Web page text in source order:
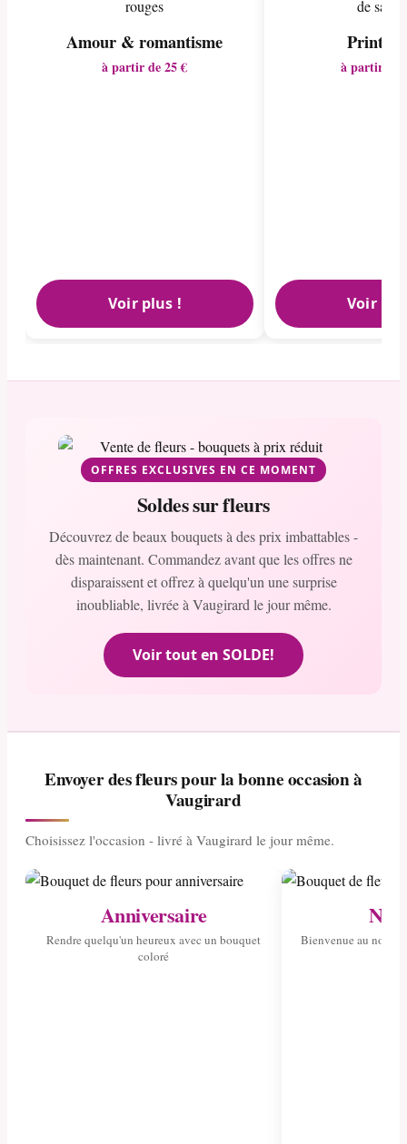
Amour & romantisme
à partir de 25 €
Voir plus !
à partir de
Voir
OFFRES EXCLUSIVES EN CE MOMENT
Soldes sur fleurs
Découvrez de beaux bouquets à des prix imbattables -
dès maintenant. Commandez avant que les offres ne
disparaissent et offrez à quelqu'un une surprise
inoubliable, livrée à Vaugirard le jour même.
Voir tout en SOLDE!
Envoyer des fleurs pour la bonne occasion à
Vaugirard
Choisissez l'occasion - livré à Vaugirard le jour même.
Anniversaire
Rendre quelqu'un heureux avec un bouquet
coloré
Bienvenue au